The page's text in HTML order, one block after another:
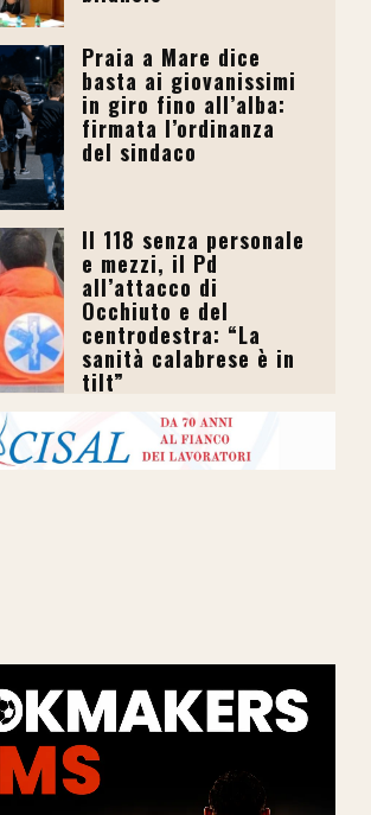
Praia a Mare dice
basta ai giovanissimi
in giro fino all’alba:
firmata l’ordinanza
del sindaco
Il 118 senza personale
e mezzi, il Pd
all’attacco di
Occhiuto e del
centrodestra: “La
sanità calabrese è in
tilt”